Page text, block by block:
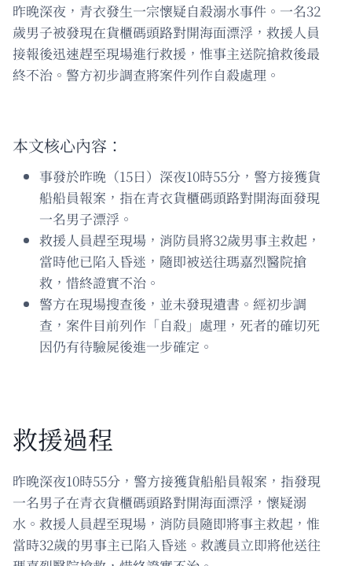
昨晚深夜，青衣發生一宗懷疑自殺溺水事件。一名32
歲男子被發現在貨櫃碼頭路對開海面漂浮，救援人員
接報後迅速趕至現場進行救援，惟事主送院搶救後最
終不治。警方初步調查將案件列作自殺處理。
本文核心內容：
事發於昨晚（15日）深夜10時55分，警方接獲貨
船船員報案，指在青衣貨櫃碼頭路對開海面發現
一名男子漂浮。
救援人員趕至現場，消防員將32歲男事主救起，
當時他已陷入昏迷，隨即被送往瑪嘉烈醫院搶
救，惜終證實不治。
警方在現場搜查後，並未發現遺書。經初步調
查，案件目前列作「自殺」處理，死者的確切死
因仍有待驗屍後進一步確定。
救援過程
昨晚深夜10時55分，警方接獲貨船船員報案，指發現
一名男子在青衣貨櫃碼頭路對開海面漂浮，懷疑溺
水。救援人員趕至現場，消防員隨即將事主救起，惟
當時32歲的男事主已陷入昏迷。救護員立即將他送往